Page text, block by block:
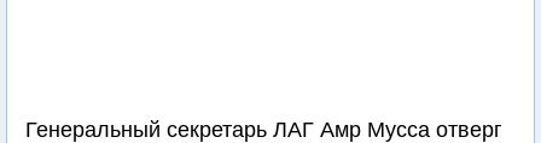
Генеральный секретарь ЛАГ Амр Мусса отверг